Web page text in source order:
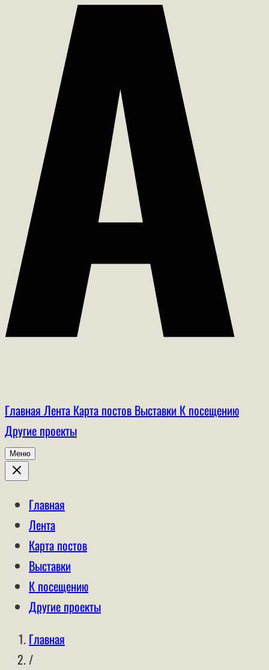
Главная Лента Карта постов Выставки К посещению
Другие проекты
Меню
Главная
Лента
Карта постов
Выставки
К посещению
Другие проекты
Главная
/